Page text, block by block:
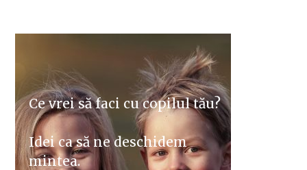
Ce vrei să faci cu copilul tău?
Idei ca să ne deschidem
mintea.